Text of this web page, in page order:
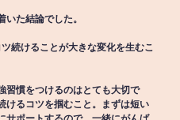
た結論でした。
続けることが大きな変化を生むこ
習慣をつけるのはとても大切で
けるコツを掴むこと。まずは短い